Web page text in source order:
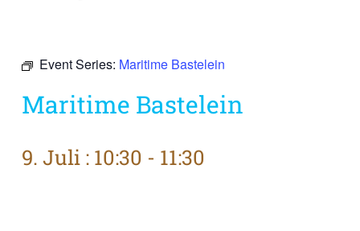
Event Series: Maritime Bastelein
Maritime Bastelein
9. Juli : 10:30 - 11:30